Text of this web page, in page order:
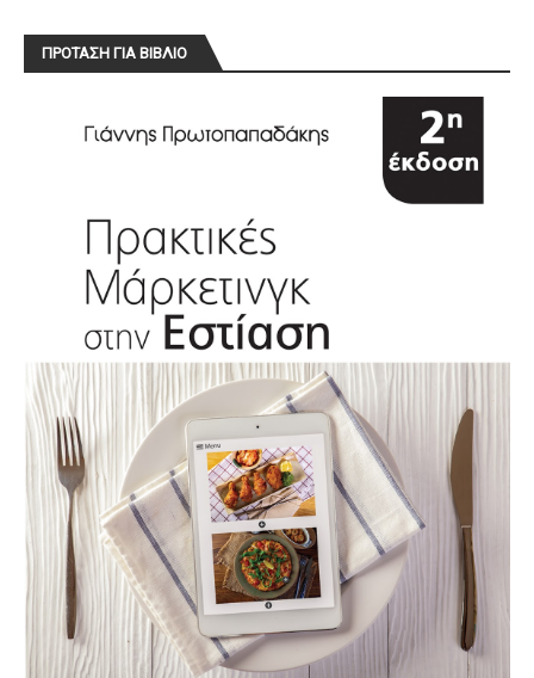
ΠΡΟΤΑΣΗ ΓΙΑ ΒΙΒΛΙΟ